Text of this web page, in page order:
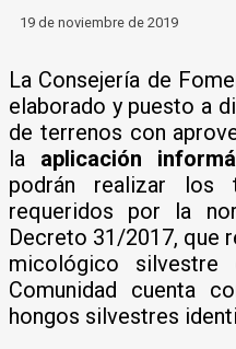
19 de noviembre de 2019
La Consejería de
elaborado y puesto a
de terrenos con
la aplicación
podrán realizar los
requeridos por la
Decreto 31/2017, que
micológico
Comunidad cuenta
hongos silvestres